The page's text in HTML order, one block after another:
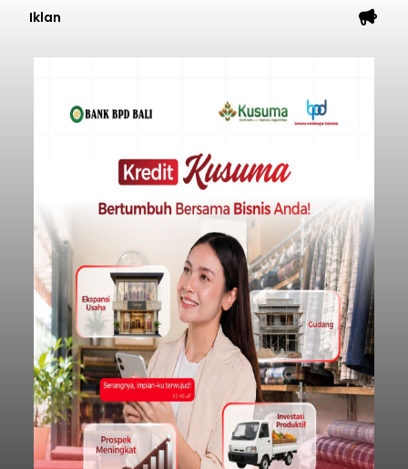
Iklan
Sempat Cekcok dengan Istri,
Pria Asal Pemogan Ditemukan
Tak Bernyawa di Pantai
balitribune.co.id I Gianyar - Seorang pria asal
Lingkungan Dalem, Pemogan, Denpasar Selatan,
Kota Denpasar, yang diketahui bernama I Kadek
Dedi Wiranata (35), ditemukan tidak bernyawa di
pesisir Pantai Purnama, Sukawati.
Sebelum ditemukan meninggal dunia, korban
sempat memberitahukan lokasi terakhirnya
melalui pesan singkat WhatsApp dan juga
mengirimkan foto dua botol pembersih lantai ke
istrinya.
Gianyar
Submitted bycontributoronThu, 08/06/2026 - 21:06